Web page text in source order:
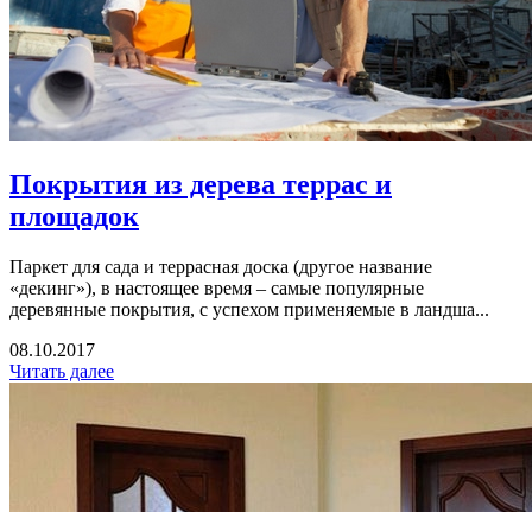
Покрытия из дерева террас и
площадок
Паркет для сада и террасная доска (другое название
«декинг»), в настоящее время – самые популярные
деревянные покрытия, с успехом применяемые в ландша...
08.10.2017
Читать далее